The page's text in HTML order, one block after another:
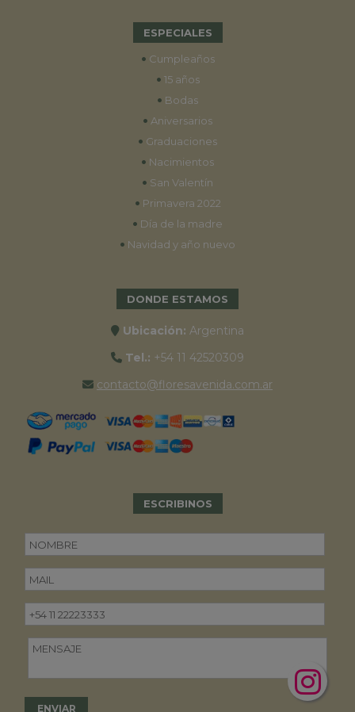
ESPECIALES
• Cumpleaños
• 15 años
• Bodas
• Aniversarios
• Graduaciones
• Nacimientos
• San Valentín
• Primavera 2022
• Día de la madre
• Navidad y año nuevo
DONDE ESTAMOS
Ubicación: Argentina
Tel.: +54 11 42520309
contacto@floresavenida.com.ar
ESCRIBINOS